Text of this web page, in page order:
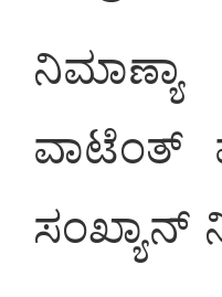
ನಿಮಾಣ್ಯಾ
ವಾಟೆಂತ್
ಸಂಖ್ಯಾನ್